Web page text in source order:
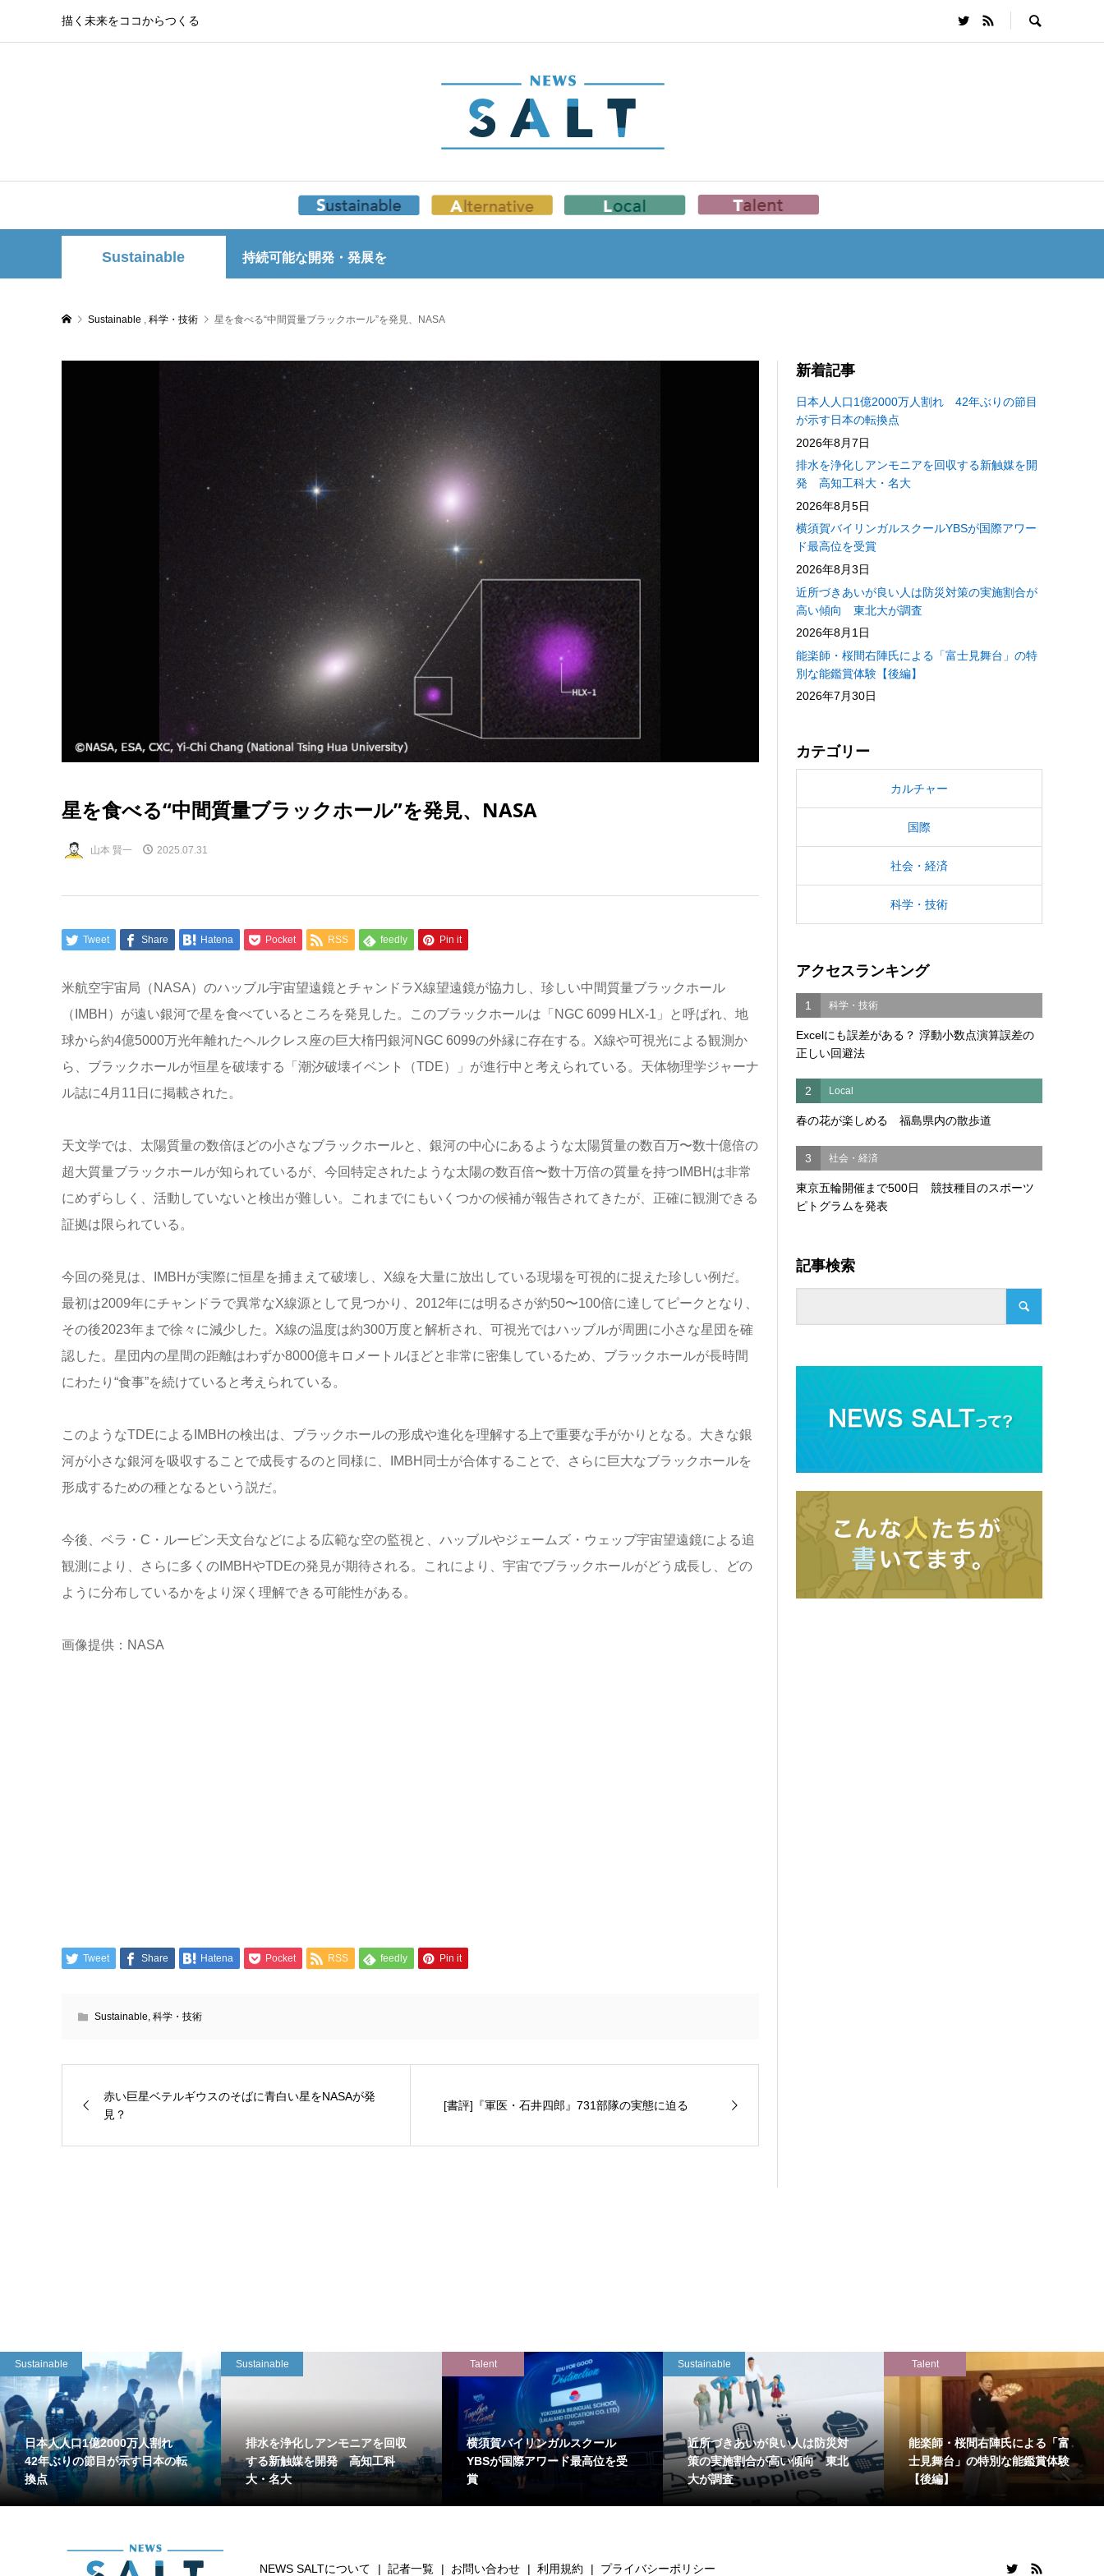
描く未来をココからつくる
Sustainable 持続可能な開発・発展を
Sustainable , 科学・技術 星を食べる“中間質量ブラックホール”を発見、NASA
星を食べる“中間質量ブラックホール”を発見、NASA
山本 賢一 2025.07.31
Tweet Share Hatena Pocket RSS feedly Pin it
米航空宇宙局（NASA）のハッブル宇宙望遠鏡とチャンドラX線望遠鏡が協力し、珍しい中間質量ブラックホール
（IMBH）が遠い銀河で星を食べているところを発見した。このブラックホールは「NGC 6099 HLX‑1」と呼ばれ、地
球から約4億5000万光年離れたヘルクレス座の巨大楕円銀河NGC 6099の外縁に存在する。X線や可視光による観測か
ら、ブラックホールが恒星を破壊する「潮汐破壊イベント（TDE）」が進行中と考えられている。天体物理学ジャーナ
ル誌に4月11日に掲載された。
天文学では、太陽質量の数倍ほどの小さなブラックホールと、銀河の中心にあるような太陽質量の数百万〜数十億倍の
超大質量ブラックホールが知られているが、今回特定されたような太陽の数百倍〜数十万倍の質量を持つIMBHは非常
にめずらしく、活動していないと検出が難しい。これまでにもいくつかの候補が報告されてきたが、正確に観測できる
証拠は限られている。
今回の発見は、IMBHが実際に恒星を捕まえて破壊し、X線を大量に放出している現場を可視的に捉えた珍しい例だ。
最初は2009年にチャンドラで異常なX線源として見つかり、2012年には明るさが約50〜100倍に達してピークとなり、
その後2023年まで徐々に減少した。X線の温度は約300万度と解析され、可視光ではハッブルが周囲に小さな星団を確
認した。星団内の星間の距離はわずか8000億キロメートルほどと非常に密集しているため、ブラックホールが長時間
にわたり“食事”を続けていると考えられている。
このようなTDEによるIMBHの検出は、ブラックホールの形成や進化を理解する上で重要な手がかりとなる。大きな銀
河が小さな銀河を吸収することで成長するのと同様に、IMBH同士が合体することで、さらに巨大なブラックホールを
形成するための種となるという説だ。
今後、ベラ・C・ルービン天文台などによる広範な空の監視と、ハッブルやジェームズ・ウェッブ宇宙望遠鏡による追
観測により、さらに多くのIMBHやTDEの発見が期待される。これにより、宇宙でブラックホールがどう成長し、どの
ように分布しているかをより深く理解できる可能性がある。
画像提供：NASA
Tweet Share Hatena Pocket RSS feedly Pin it
Sustainable 科学・技術
赤い巨星ベテルギウスのそばに青白い星をNASAが発
見？
[書評]『軍医・石井四郎』731部隊の実態に迫る
新着記事
日本人人口1億2000万人割れ 42年ぶりの節目
が示す日本の転換点
2026年8月7日
排水を浄化しアンモニアを回収する新触媒を開
発 高知工科大・名大
2026年8月5日
横須賀バイリンガルスクールYBSが国際アワー
ド最高位を受賞
2026年8月3日
近所づきあいが良い人は防災対策の実施割合が
高い傾向 東北大が調査
2026年8月1日
能楽師・桜間右陣氏による「富士見舞台」の特
別な能鑑賞体験【後編】
2026年7月30日
カテゴリー
カルチャー
国際
社会・経済
科学・技術
アクセスランキング
1 科学・技術
Excelにも誤差がある？ 浮動小数点演算誤差の
正しい回避法
2 Local
春の花が楽しめる 福島県内の散歩道
3 社会・経済
東京五輪開催まで500日 競技種目のスポーツ
ピトグラムを発表
記事検索
Sustainable
日本人人口1億2000万人割れ
42年ぶりの節目が示す日本の転
換点
Sustainable
排水を浄化しアンモニアを回収
する新触媒を開発 高知工科
大・名大
Talent
横須賀バイリンガルスクール
YBSが国際アワード最高位を受
賞
Sustainable
近所づきあいが良い人は防災対
策の実施割合が高い傾向 東北
大が調査
Talent
能楽師・桜間右陣氏による「富
士見舞台」の特別な能鑑賞体験
【後編】
NEWS SALTについて 記者一覧 お問い合わせ 利用規約 プライバシーポリシー